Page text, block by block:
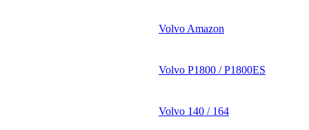
Volvo Amazon
Volvo P1800 / P1800ES
Volvo 140 / 164